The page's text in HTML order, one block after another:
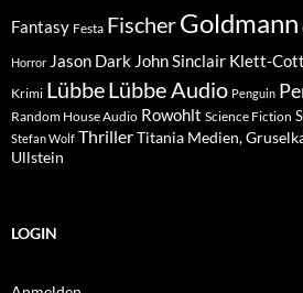
Fantasy Festa FischerGoldmann
Horror Jason Dark John Sinclair Klett-
Krimi LübbeLübbe Audio Penguin
Random House Audio Rowohlt Science Fiction
Stefan Wolf ThrillerTitania Medien,
Ullstein
LOGIN